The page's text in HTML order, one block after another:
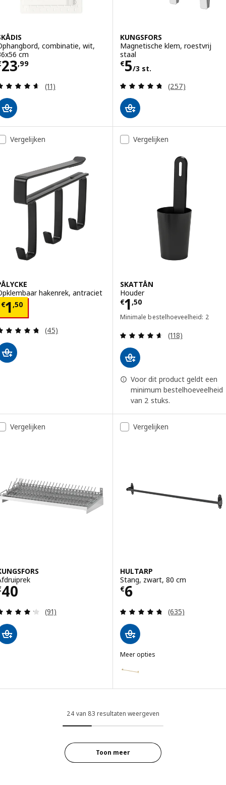
combinatie, wit,
cm
23,99€ 23,99
Beoordeling: 4.6 van 5 sterren. Totaal
(11)
KUNGSFORS
Magnetische klem, roestvrij
staal
€5/3 st.
Prijs € 5/3 st.
Beoordeling:
(257)
Vergelijken
hakenrek, antraciet
€1,50 € 1,50
Beoordeling: 4.7 van 5 sterren. Totaal
(45)
Vergelijken
SKATTÅN
Houder
€1,50
Prijs € 1,50
Minimale bestelhoeveelheid: 2
Beoordeling:
(118)
Voor dit product geldt een
minimum bestelhoeveelheid
van 2 stuks.
Vergelijken
40 € 40
Beoordeling: 4.2 van 5 sterren. Totaal
(91)
Vergelijken
HULTARP
Stang, zwart, 80 cm
€6
Prijs € 6
Beoordeling:
(635)
Meer opties
Optie: HULTARP, Stang,
24 van 83 resultaten weergeven
Toon meer